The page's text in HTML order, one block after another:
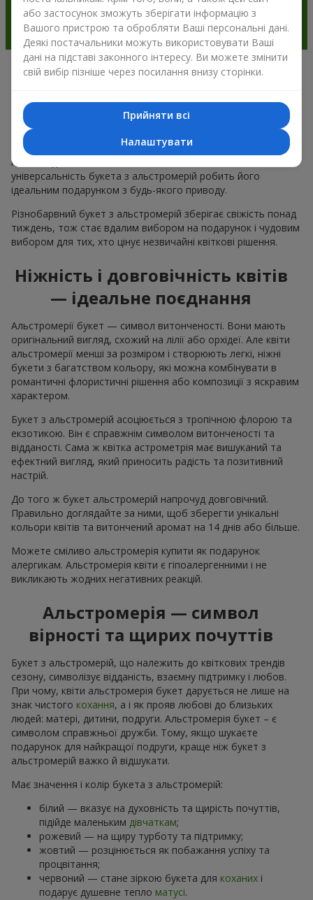
Чому варто вибрати букет з
альстромерії в м.Солочин
Альстромерія квітка — це ніжність і естетика в одному
букеті. Чарівні кольори пелюсток і незвична форма ніжних
квітів подобається багатьом
універсальність букета з альстромерій робить його
ідеальним подарунком з будь-якого приводу.
Різнобарвний букет з альстромерій зберігає свіжість понад
тиждень, тож стає вдалим вибором на подарунок і чудовим
вибором для тих, хто цінує незвичайні квіткові рішення.
Ніжність і довговічність квітів
— ідеальне поєднання
Альстромерії букет — символ витонченості. Вони мають
оригінальний вигляд, схожий на лілії або орхідеї. Але квіти
альстромерії менші за розміром і створюють легкі, ніжні
букети з багатством кольору, які можна комбінувати в
романтичні флористичні рішення або композиції з яскравим
характером.
Букет з альстромерій асоціюється з тропічною флорою та
екзотикою. Він є справжнім символом витонченості та
відданості. Сама ж квітка астрометрія має вишуканий та
ефектний вигляд, який приносить радість та позитивний
настрій.
До того ж букет альстромерій напрочуд довговічний.
Правильно доглядайте за ними, щоб зберегти унікальні
кольори квітів та витончений аромат на 14 днів або більше.
Можете сміливо альстромерія купити як подарунок
алергикам. Альстромерія квіти є гіпоалергенними і не
викликають жодних негативних реакцій.
Альстромерія — символ
вірності та щирих почуттів
Букет з альстромерій, що належить до квіткових трендів
сезону, символізує відданість, взаємну підтримку і любов.
При чому, квіти альстромерія букет дарується не лише на
знак чистого кохання, а і як прояв любові до близьких
людей: матері, дитини, подруги. Альстромерія букет – є
символом справжньої дружби. Тому, якщо шукаєте
подарунок для найкращої подруги, краще ніж букет з
альстромерій важко й відшукати.
Має значення і колір букета з альстромерій:
білий — вказує на духовність та щирість почуттів,
підійде маленьким дівчаткам;
рожевий — на щиру турботу та підтримку;
жовтий — розцінюється як побажання успіху та
процвітання;
червоний — стане зіркою букета для коханих і
подарує душевне тепло матусі.
або застосунок зможуть зберігати інформацію з
Вашого пристрою та обробляти Ваші персональні дані.
Деякі постачальники можуть використовувати Ваші
дані на підставі законного інтересу. Ви можете змінити
свій вибір пізніше через посилання внизу сторінки.
Прийняти всі
Налаштувати